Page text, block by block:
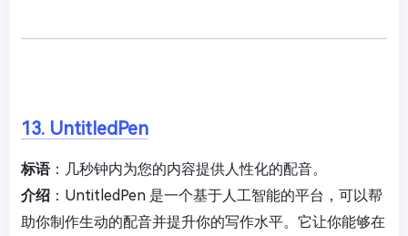
13. UntitledPen
标语：几秒钟内为您的内容提供人性化的配音。
介绍 ：UntitledPen 是一个基于人工智能的平台，可以帮
助你制作生动的配音并提升你的写作水平。它让你能够在